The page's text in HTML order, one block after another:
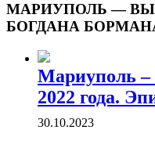
МАРИУПОЛЬ —
БОГДАНА
Мариуполь –
2022 года.
30.10.2023